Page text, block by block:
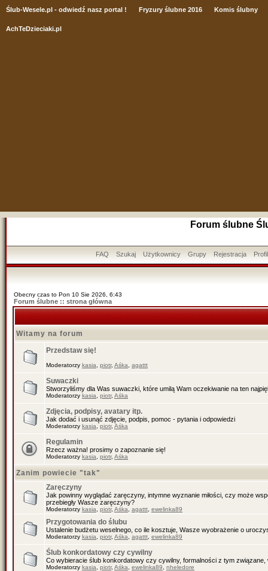
Ślub-Wesele.pl - odwiedź nasz portal ! Fryzury ślubne 2016 Komis ślubny
AchTeDzieciaki.pl
Forum ślubne
FAQ Szukaj Użytkownicy Grupy Rejestracja Profil
Obecny czas to Pon 10 Sie 2026, 6:43
Forum ślubne :: strona główna
Witamy na forum
Przedstaw się!
Moderatorzy kasia piotr, Aśka agattt
Suwaczki
Stworzyliśmy dla Was suwaczki, które umilą Wam oczekiwanie na ten
Moderatorzy kasia piotr, Aśka
Zdjęcia, podpisy, avatary itp.
Jak dodać i usunąć zdjęcie, podpis, pomoc - pytania i odpowiedzi
Moderatorzy kasia piotr, Aśka
Regulamin
Rzecz ważna! prosimy o zapoznanie się!
Moderatorzy kasia piotr, Aśka
Zanim powiecie "tak"
Zaręczyny
Jak powinny wyglądać zaręczyny, intymne wyznanie miłości, czy może
przebiegły Wasze zaręczyny?
Moderatorzy kasia piotr, Aśka agattt ewelinka89
Przygotowania do ślubu
Ustalenie budżetu weselnego, co ile kosztuje, Wasze wyobrażenie o
Moderatorzy kasia piotr, Aśka agattt ewelinka89
Ślub konkordatowy czy cywilny
Co wybieracie ślub konkordatowy czy cywilny, formalności z tym związane,
Moderatorzy kasia piotr, Aśka ewelinka89 nheledore